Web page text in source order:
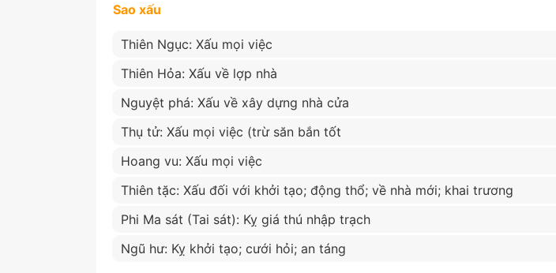
Sao xấu
Thiên Ngục: Xấu mọi việc
Thiên Hỏa: Xấu về lợp nhà
Nguyệt phá: Xấu về xây dựng nhà cửa
Thụ tử: Xấu mọi việc (trừ săn bắn tốt
Hoang vu: Xấu mọi việc
Thiên tặc: Xấu đối với khởi tạo; động thổ; về nhà mới; khai trương
Phi Ma sát (Tai sát): Kỵ giá thú nhập trạch
Ngũ hư: Kỵ khởi tạo; cưới hỏi; an táng